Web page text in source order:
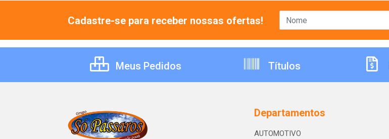
Cadastre-se para receber nossas ofertas!
Meus Pedidos Títulos
Departamentos
AUTOMOTIVO